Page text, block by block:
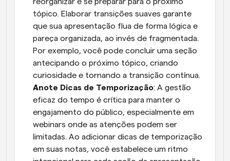
tópico. Elaborar transições suaves garante
que sua apresentação flua de forma lógica e
pareça organizada, ao invés de fragmentada.
Por exemplo, você pode concluir uma seção
antecipando o próximo tópico, criando
curiosidade e tornando a transição contínua.
Anote Dicas de Temporização: A gestão
eficaz do tempo é crítica para manter o
engajamento do público, especialmente em
webinars onde as atenções podem ser
limitadas. Ao adicionar dicas de temporização
em suas notas, você estabelece um ritmo